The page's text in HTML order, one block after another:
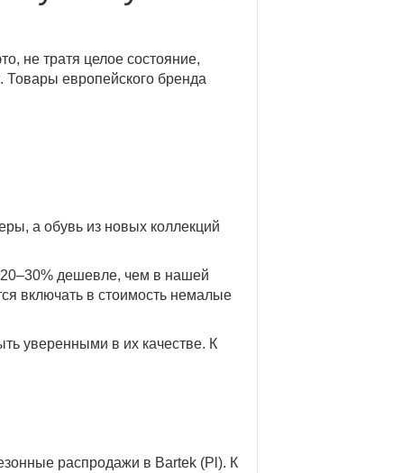
не тратя целое состояние,
. Товары европейского бренда
а обувь из новых коллекций
20–30% дешевле, чем в нашей
включать в стоимость немалые
уверенными в их качестве. К
распродажи в Bartek (Pl). К